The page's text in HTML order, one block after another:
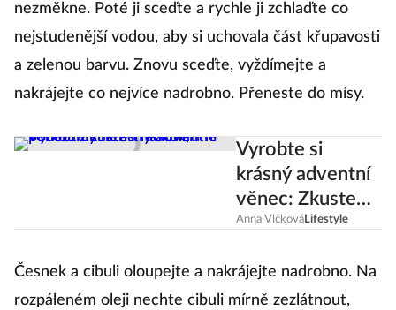
nezměkne. Poté ji sceďte a rychle ji zchlaďte co
nejstudenější vodou, aby si uchovala část křupavosti
a zelenou barvu. Znovu sceďte, vyždímejte a
nakrájejte co nejvíce nadrobno. Přeneste do mísy.
Vyrobte si
krásný adventní
věnec: Zkuste
tradiční,
na kulatině
Anna VlčkováLifestyle
Česnek a cibuli oloupejte a nakrájejte nadrobno. Na
rozpáleném oleji nechte cibuli mírně zezlátnout,